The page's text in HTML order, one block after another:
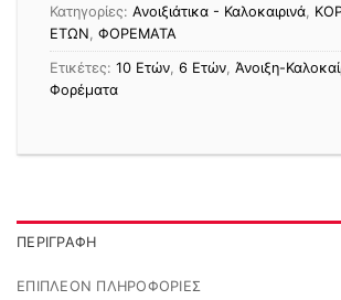
Κατηγορίες: Ανοιξιάτικα - Καλοκαιρινά
ΕΤΩΝ ΦΟΡΕΜΑΤΑ
Ετικέτες: 10 Ετών 6 Ετών Άνοιξη-
Φορέματα
ΠΕΡΙΓΡΑΦΉ
ΕΠΙΠΛΈΟΝ ΠΛΗΡΟΦΟΡΊΕΣ